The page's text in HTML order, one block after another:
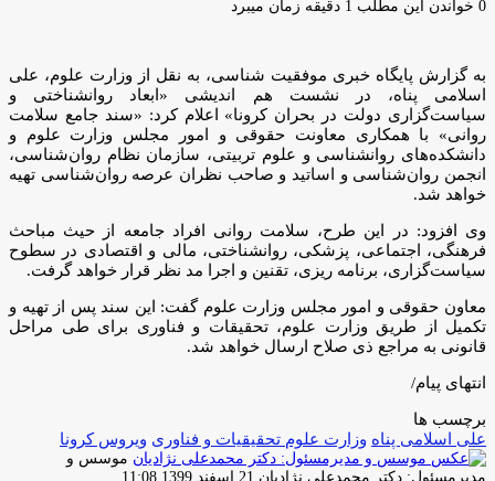
ایمیل
0 خواندن این مطلب 1 دقیقه زمان میبرد
به گزارش پایگاه خبری موفقیت شناسی، به نقل از وزارت علوم، علی
اسلامی پناه، در نشست هم اندیشی «ابعاد روانشناختی و
سیاست‌گزاری دولت در بحران کرونا» اعلام کرد: «سند جامع سلامت
روانی» با همکاری معاونت حقوقی و امور مجلس وزارت علوم و
دانشکده‌های روانشناسی و علوم تربیتی، سازمان نظام روان‌شناسی،
انجمن روان‌شناسی و اساتید و صاحب نظران عرصه روان‌شناسی تهیه
خواهد شد.
وی افزود: در این طرح، سلامت روانی افراد جامعه از حیث مباحث
فرهنگی، اجتماعی، پزشکی، روانشناختی، مالی و اقتصادی در سطوح
سیاست‌گزاری، برنامه ریزی، تقنین و اجرا مد نظر قرار خواهد گرفت.
معاون حقوقی و امور مجلس وزارت علوم گفت: این سند پس از تهیه و
تکمیل از طریق وزارت علوم، تحقیقات و فناوری برای طی مراحل
قانونی به مراجع ذی صلاح ارسال خواهد شد.
انتهای پیام/
برچسب ها
علی اسلامی پناه وزارت علوم تحقیقیات و فناوری ویروس کرونا
موسس و
مدیرمسئول: دکتر محمدعلی نژادیان ارسال
21 اسفند 1399 11:08